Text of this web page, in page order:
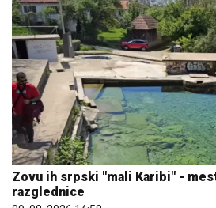
Zovu ih srpski "mali Karibi" -
razglednice